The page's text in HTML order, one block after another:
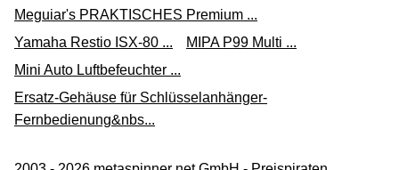
Meguiar's PRAKTISCHES Premium ...
Yamaha Restio ISX-80 ...
MIPA P99 Multi ...
Mini Auto Luftbefeuchter ...
Ersatz-Gehäuse für Schlüsselanhänger-
Fernbedienung&nbs...